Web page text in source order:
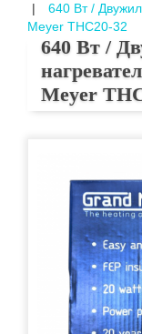
|
640 Вт /
Meyer THC20-32
640 Вт /
Meyer